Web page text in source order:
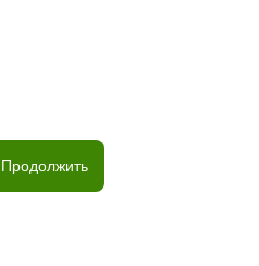
Продолжить